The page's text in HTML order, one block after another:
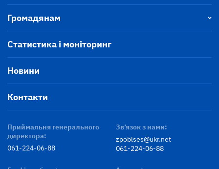
Громадянам
Статистика і моніторинг
Новини
Контакти
Приймальня генерального
директора:
061-224-06-88
Зв’язок з нами:
zpoblses@ukr.net
061-224-06-88